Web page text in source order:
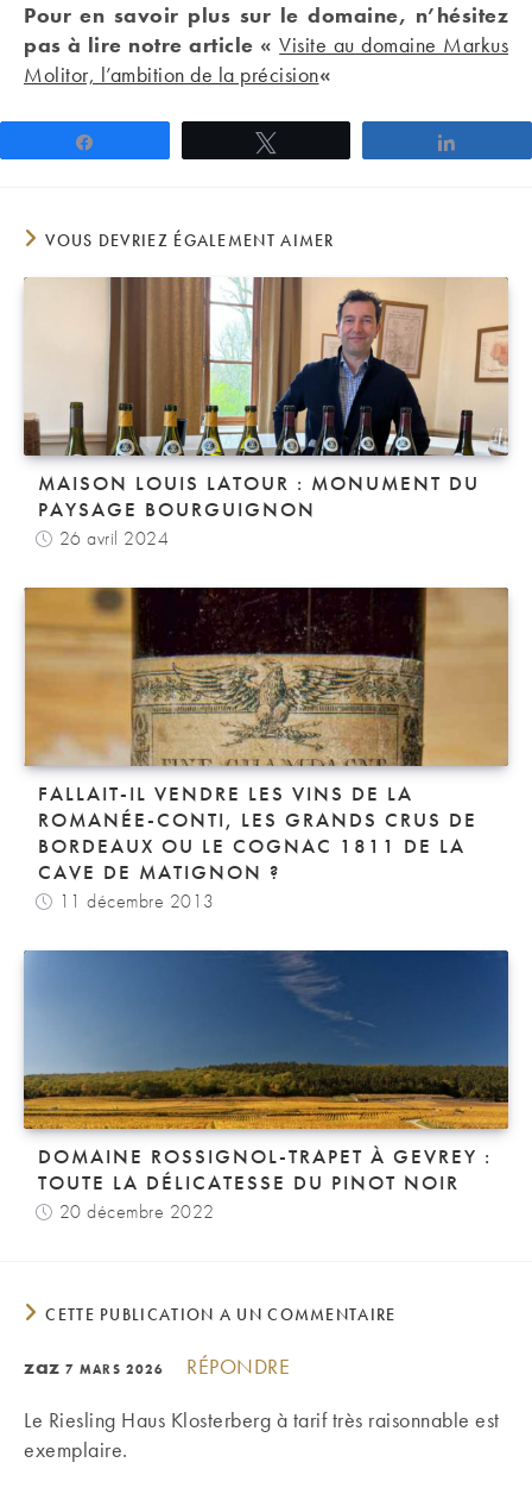
Pour en savoir plus sur le domaine, n’hésitez
pas à lire notre article «Visite au domaine Markus
Molitor, l’ambition de la précision«
VOUS DEVRIEZ ÉGALEMENT AIMER
MAISON LOUIS LATOUR : MONUMENT DU
PAYSAGE BOURGUIGNON
26 avril 2024
FALLAIT-IL VENDRE LES VINS DE LA
ROMANÉE-CONTI, LES GRANDS CRUS DE
BORDEAUX OU LE COGNAC 1811 DE LA
CAVE DE MATIGNON ?
11 décembre 2013
DOMAINE ROSSIGNOL-TRAPET À GEVREY :
TOUTE LA DÉLICATESSE DU PINOT NOIR
20 décembre 2022
CETTE PUBLICATION A UN COMMENTAIRE
zaz 7 MARS 2026
RÉPONDRE
Le Riesling Haus Klosterberg à tarif très raisonnable est
exemplaire.